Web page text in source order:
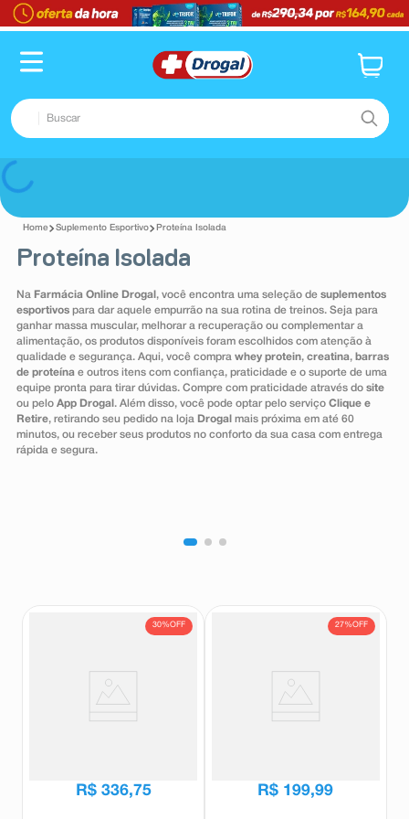
Buscar
Suplemento Esportivo Proteína Isolada
Proteína Isolada
Na Farmácia Online Drogal , você encontra uma seleção de suplementos
esportivospara dar aquele empurrão na sua rotina de treinos. Seja para
ganhar massa muscular, melhorar a recuperação ou complementar a
alimentação, os produtos disponíveis foram escolhidos com atenção à
qualidade e segurança. Aqui, você compra whey protein, creatina, barras
de proteínae outros itens com confiança, praticidade e o suporte de uma
equipe pronta para tirar dúvidas. Compre com praticidade através do site
ou pelo App Drogal . Além disso, você pode optar pelo serviço Clique e
Retire, retirando seu pedido na loja Drogal mais próxima em até 60
minutos, ou receber seus produtos no conforto da sua casa com entrega
rápida e segura.
30%OFF
R$ 336,75
27%OFF
R$ 199,99
TERMOS MAIS BUSCADOS
1º fralda
2º pampers confort sec max
3
5º
6º minoxidil
7º desodorante
8º teste gravidez
9º esmalte
10ºabsorvente
pampers confort sec max
3º dipirona
4º lenço umedecido
5º tadalafila
6º minoxidil
7º desodorante
8º teste gravidez
esmalte